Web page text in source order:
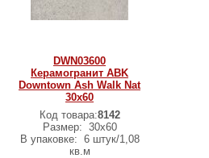
DWN03600
Керамогранит ABK
Downtown Ash Walk Nat
30х60
Код товара:8142
Размер: 30х60
В упаковке: 6 штук/1,08
кв.м